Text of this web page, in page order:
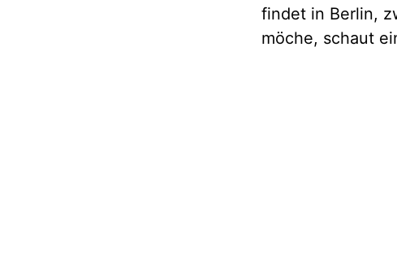
findet in Berlin,
möche, schaut